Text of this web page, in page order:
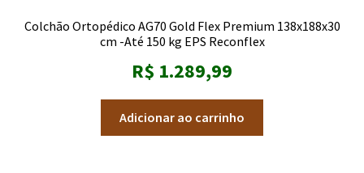
Colchão Ortopédico AG70 Gold Flex Premium 138x188x30
cm -Até 150 kg EPS Reconflex
R$ 1.289,99
Adicionar ao carrinho